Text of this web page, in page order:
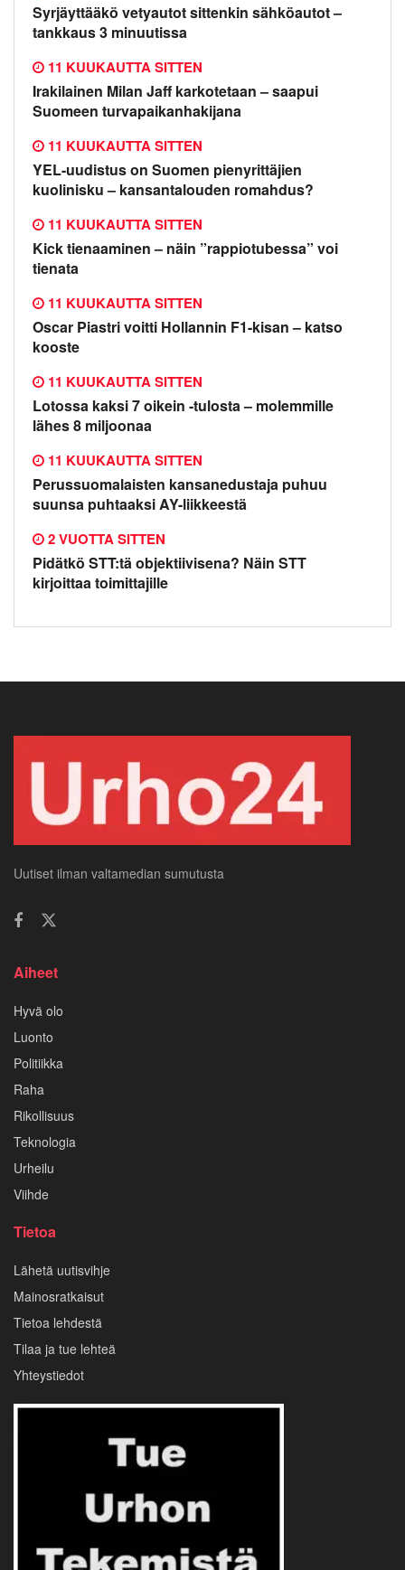
Syrjäyttääkö vetyautot sittenkin sähköautot –
tankkaus 3 minuutissa
Irakilainen Milan Jaff karkotetaan – saapui
Suomeen turvapaikanhakijana
11 KUUKAUTTA SITTEN
YEL-uudistus on Suomen pienyrittäjien
kuolinisku – kansantalouden romahdus?
11 KUUKAUTTA SITTEN
Kick tienaaminen – näin ”rappiotubessa” voi
tienata
11 KUUKAUTTA SITTEN
Oscar Piastri voitti Hollannin F1-kisan – katso
kooste
11 KUUKAUTTA SITTEN
Lotossa kaksi 7 oikein -tulosta – molemmille
lähes 8 miljoonaa
11 KUUKAUTTA SITTEN
Perussuomalaisten kansanedustaja puhuu
suunsa puhtaaksi AY-liikkeestä
11 KUUKAUTTA SITTEN
Pidätkö STT:tä objektiivisena? Näin STT
kirjoittaa toimittajille
2 VUOTTA SITTEN
Uutiset ilman valtamedian sumutusta
Aiheet
Hyvä olo
Luonto
Politiikka
Raha
Rikollisuus
Teknologia
Urheilu
Viihde
Tietoa
Lähetä uutisvihje
Mainosratkaisut
Tietoa lehdestä
Tilaa ja tue lehteä
Yhteystiedot